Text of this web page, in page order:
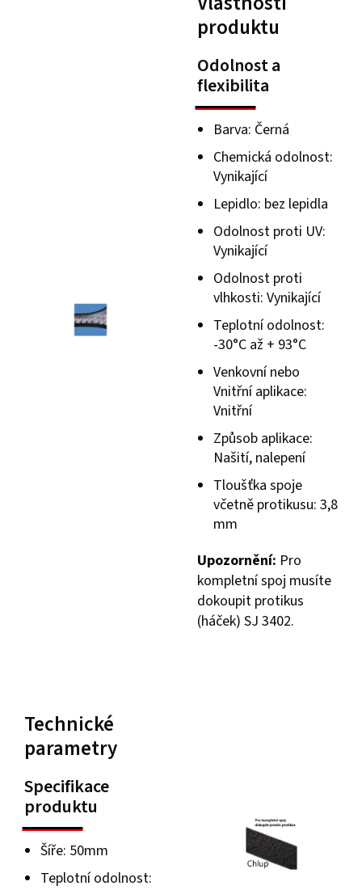
produktu
Odolnost a
flexibilita
Barva: Černá
Chemická odolnost:
Vynikající
Lepidlo: bez lepidla
Odolnost proti UV:
Vynikající
Odolnost proti
vlhkosti: Vynikající
Teplotní odolnost:
-30°C až + 93°C
Venkovní nebo
Vnitřní aplikace:
Vnitřní
Způsob aplikace:
Našití, nalepení
Tloušťka spoje
včetně protikusu: 3,8
mm
Upozornění: Pro
kompletní spoj musíte
dokoupit protikus
(háček) SJ 3402.
Technické
parametry
Specifikace
produktu
Šíře: 50mm
Teplotní odolnost: